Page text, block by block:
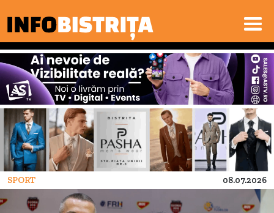
SPORT 08.07.2026